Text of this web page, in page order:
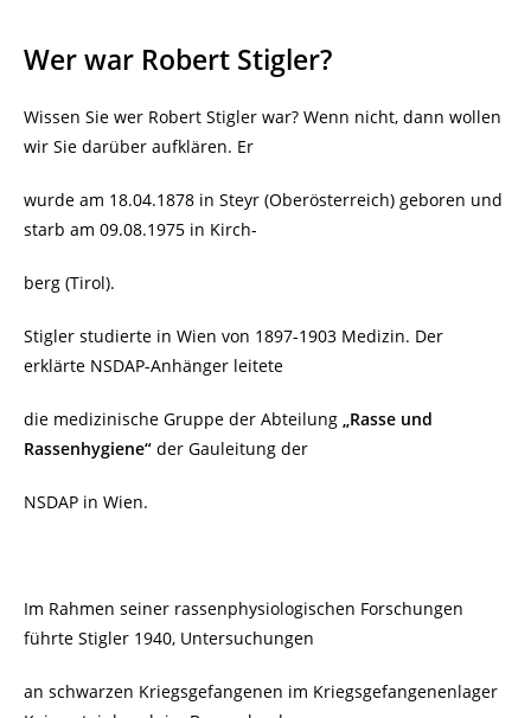
Wer war Robert Stigler?
Wissen Sie wer Robert Stigler war? Wenn nicht, dann wollen
wir Sie darüber aufklären. Er
wurde am 18.04.1878 in Steyr (Oberösterreich) geboren und
starb am 09.08.1975 in Kirch-
berg (Tirol).
Stigler studierte in Wien von 1897-1903 Medizin. Der
erklärte NSDAP-Anhänger leitete
die medizinische Gruppe der Abteilung „Rasse und
Rassenhygiene“ der Gauleitung der
NSDAP in Wien.
Im Rahmen seiner rassenphysiologischen Forschungen
führte Stigler 1940, Untersuchungen
an schwarzen Kriegsgefangenen im Kriegsgefangenenlager